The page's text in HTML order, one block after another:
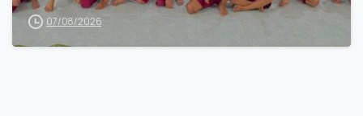
07/08/2026